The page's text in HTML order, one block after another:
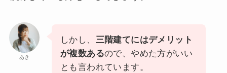
あき
しかし、 三階建てにはデメリット
が複数あるので、やめた方がいい
とも言われています。